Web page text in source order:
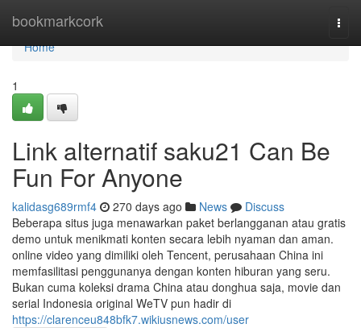
bookmarkcork
Home
Home
1
Link alternatif saku21 Can Be
Fun For Anyone
kalidasg689rmf4 270 days ago News
Discuss
Beberapa situs juga menawarkan paket berlangganan atau gratis
demo untuk menikmati konten secara lebih nyaman dan aman.
online video yang dimiliki oleh Tencent, perusahaan China ini
memfasilitasi penggunanya dengan konten hiburan yang seru.
Bukan cuma koleksi drama China atau donghua saja, movie dan
serial Indonesia original WeTV pun hadir di
https://clarenceu848bfk7.wikiusnews.com/user